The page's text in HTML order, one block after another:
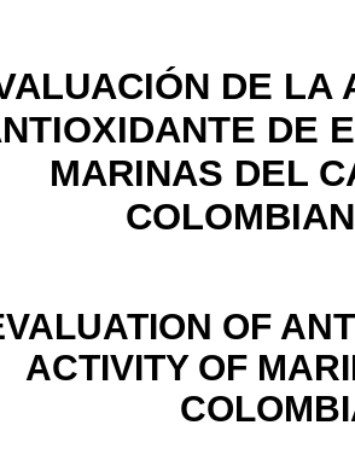
DE LA
DE
MARINAS DEL
OF
ACTIVITY OF